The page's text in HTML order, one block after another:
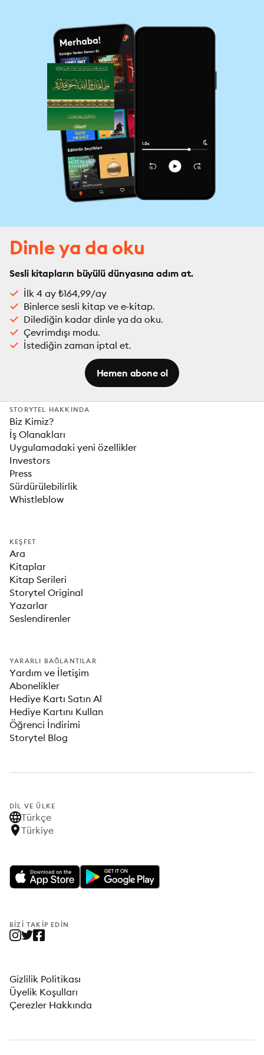
Dinle ya da oku
Sesli kitapların büyülü dünyasına adım at.
İlk 4 ay ₺164,99/ay
Binlerce sesli kitap ve e-kitap.
Dilediğin kadar dinle ya da oku.
Çevrimdışı modu.
İstediğin zaman iptal et.
Hemen abone ol
STORYTEL HAKKINDA
Biz Kimiz?
İş Olanakları
Uygulamadaki yeni özellikler
Investors
Press
Sürdürülebilirlik
Whistleblow
KEŞFET
Ara
Kitaplar
Kitap Serileri
Storytel Original
Yazarlar
Seslendirenler
YARARLI BAĞLANTILAR
Yardım ve İletişim
Abonelikler
Hediye Kartı Satın Al
Hediye Kartını Kullan
Öğrenci İndirimi
Storytel Blog
DIL VE ÜLKE
Türkçe
Türkiye
BIZI TAKIP EDIN
Gizlilik Politikası
Üyelik Koşulları
Çerezler Hakkında